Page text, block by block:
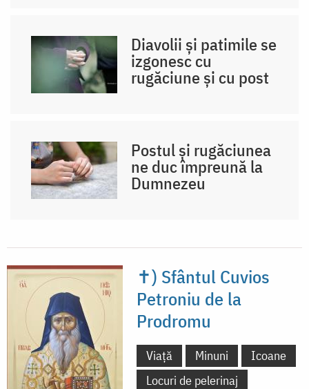
Diavolii și patimile se
izgonesc cu
rugăciune și cu post
Postul și rugăciunea
ne duc împreună la
Dumnezeu
✝) Sfântul Cuvios
Petroniu de la
Prodromu
Viață Minuni
Icoane
Locuri de pelerinaj